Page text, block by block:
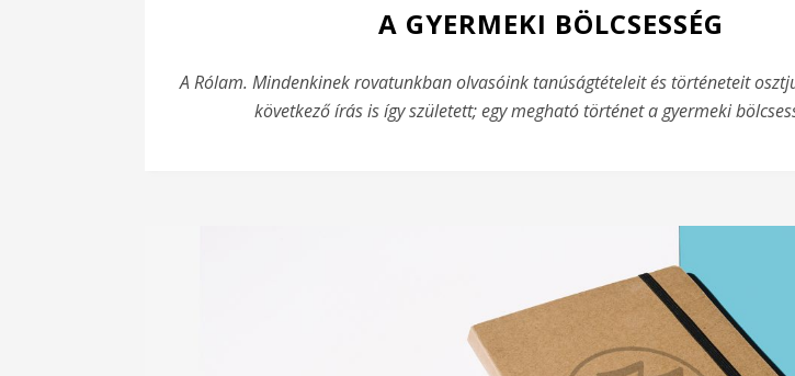
A GYERMEKI BÖLCSESSÉG
A Rólam. Mindenkinek rovatunkban olvasóink tanúságtételeit és történeteit
következő írás is így született; egy megható történet a gyermeki